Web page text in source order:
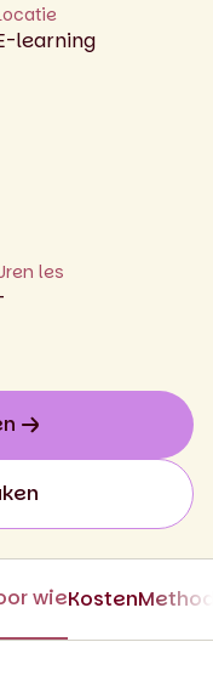
learning
les
wieKosten